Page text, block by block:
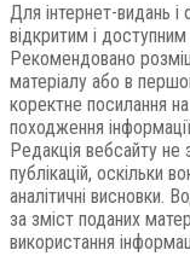
Для інтернет-видань
відкритим і
Рекомендовано
матеріалу або в
коректне посилання
походження
Редакція вебсайту
публікацій, оскільки
аналітичні висновки.
за зміст поданих
використання